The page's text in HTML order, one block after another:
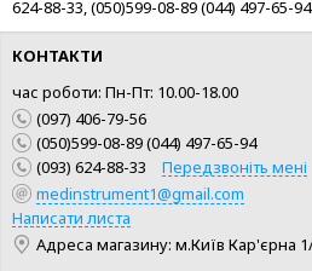
624-88-33, (050)599-08-89 (044) 497-
КОНТАКТИ
час роботи: Пн-Пт: 10.00-18.00
(097) 406-79-56
(050)599-08-89 (044) 497-65-94
(093) 624-88-33
Передзвоніть мені
medinstrument1@gmail.com
Написати листа
Адреса магазину: м.Київ Кар'єрна